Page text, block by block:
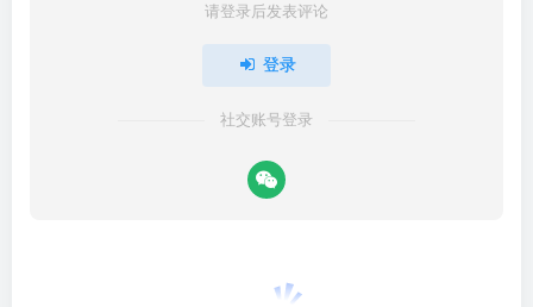
请登录后发表评论
登录
社交账号登录